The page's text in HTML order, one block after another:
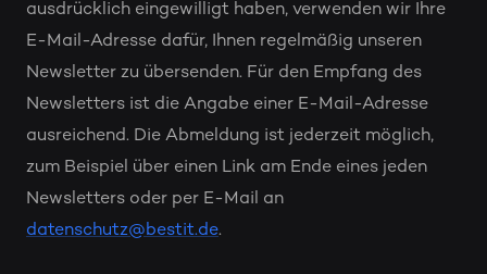
ausdrücklich eingewilligt haben, verwenden wir Ihre
E-Mail-Adresse dafür, Ihnen regelmäßig unseren
Newsletter zu übersenden. Für den Empfang des
Newsletters ist die Angabe einer E-Mail-Adresse
ausreichend. Die Abmeldung ist jederzeit möglich,
zum Beispiel über einen Link am Ende eines jeden
Newsletters oder per E-Mail an
datenschutz@bestit.de.